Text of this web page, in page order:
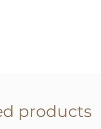
products